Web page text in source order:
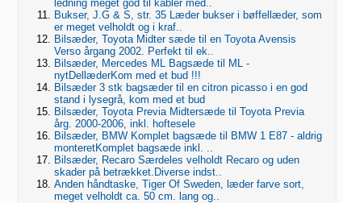
ledning meget god til kabler med..
Bukser, J.G & S, str. 35 Læder bukser i bøffellæder, som
er meget velholdt og i kraf..
Bilsæder, Toyota Midter sæde til en Toyota Avensis
Verso årgang 2002. Perfekt til ek..
Bilsæder, Mercedes ML Bagsæde til ML -
nytDellæderKom med et bud !!!
Bilsæder 3 stk bagsæder til en citron picasso i en god
stand i lysegrå, kom med et bud
Bilsæder, Toyota Previa Midtersæde til Toyota Previa
årg. 2000-2006, inkl. hoftesele
Bilsæder, BMW Komplet bagsæde til BMW 1 E87 - aldrig
monteretKomplet bagsæde inkl. ..
Bilsæder, Recaro Særdeles velholdt Recaro og uden
skader på betrækket.Diverse indst..
Anden håndtaske, Tiger Of Sweden, læder farve sort,
meget velholdt ca. 50 cm. lang og..